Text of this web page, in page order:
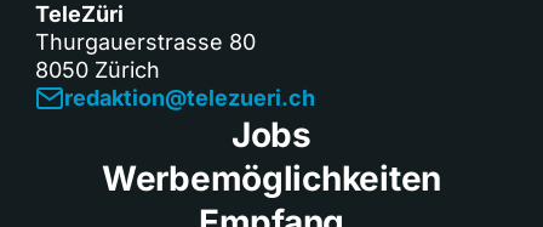
TeleZüri
Thurgauerstrasse 80
8050 Zürich
redaktion@telezueri.ch
Jobs
Werbemöglichkeiten